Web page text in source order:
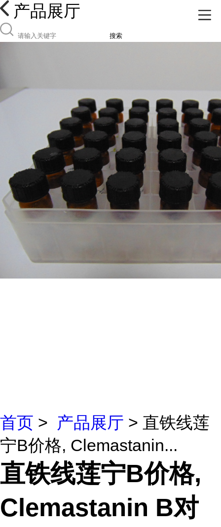
产品展厅
搜索
首页 > 产品展厅 > 直铁线莲
宁B价格, Clemastanin...
直铁线莲宁B价格,
Clemastanin B对